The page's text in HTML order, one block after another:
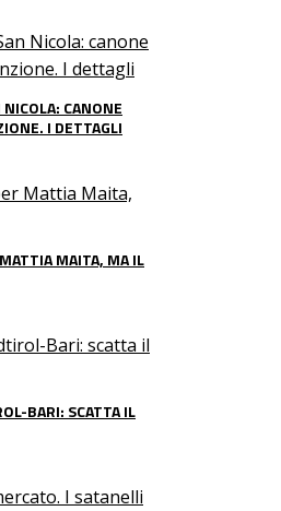
CANONE
I DETTAGLI
MAITA, MA IL
BARI: SCATTA IL